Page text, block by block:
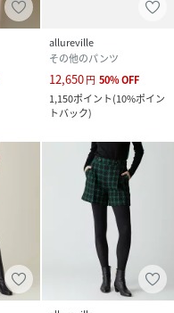
allureville
その他のパンツ
12,650円 50%OFF
1,150ポイント(10%ポイン
トバック)